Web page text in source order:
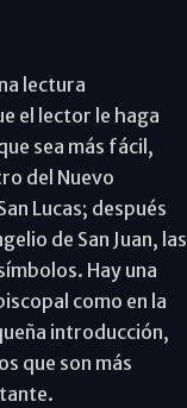
lectura
el lector le haga
sea más fácil,
del Nuevo
Lucas; después
de San Juan, las
Hay una
como en la
introducción,
que son más